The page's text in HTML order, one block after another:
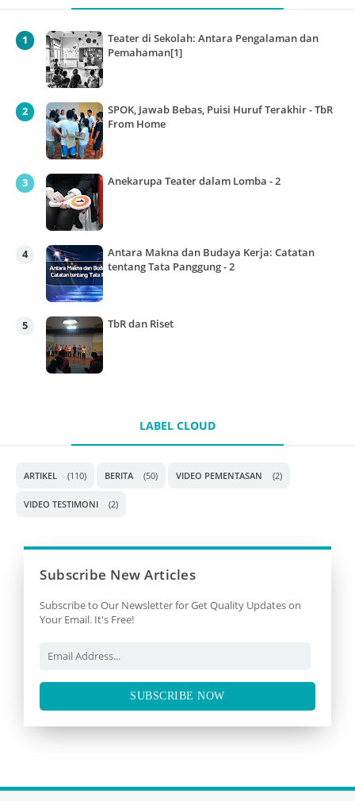
Teater di Sekolah: Antara Pengalaman dan
Pemahaman[1]
SPOK, Jawab Bebas, Puisi Huruf Terakhir - TbR
From Home
Anekarupa Teater dalam Lomba - 2
Antara Makna dan Budaya Kerja: Catatan
tentang Tata Panggung - 2
TbR dan Riset
LABEL CLOUD
ARTIKEL (110) BERITA (50) VIDEO PEMENTASAN (2)
VIDEO TESTIMONI (2)
Subscribe New Articles
Subscribe to Our Newsletter for Get Quality Updates on
Your Email. It's Free!
SUBSCRIBE NOW